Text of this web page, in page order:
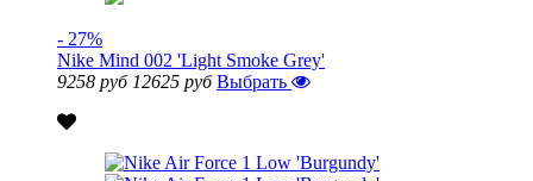
- 27%
Nike Mind 002 'Light Smoke Grey'
9258 руб 12625 руб Выбрать